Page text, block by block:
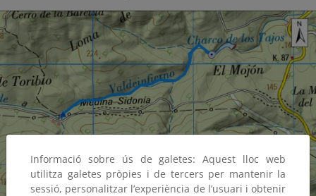
Informació sobre ús de galetes: Aquest lloc web
utilitza galetes pròpies i de tercers per mantenir la
sessió, personalitzar l’experiència de l’usuari i obtenir